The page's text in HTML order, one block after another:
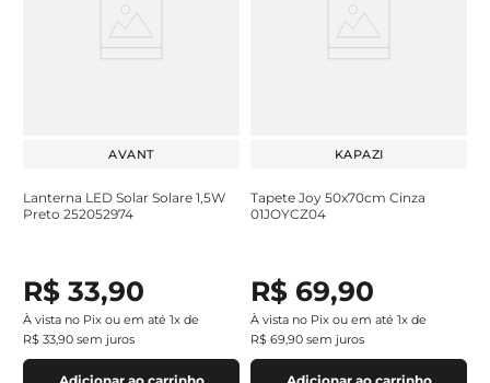
AVANT
Lanterna LED Solar Solare 1,5W
Preto 252052974
R$ 33,90
À vista no Pix ou em até 1x de
R$ 33,90 sem juros
KAPAZI
Tapete Joy 50x70cm Cinza
01JOYCZ04
R$ 69,90
À vista no Pix ou em até 1x de
R$ 69,90 sem juros